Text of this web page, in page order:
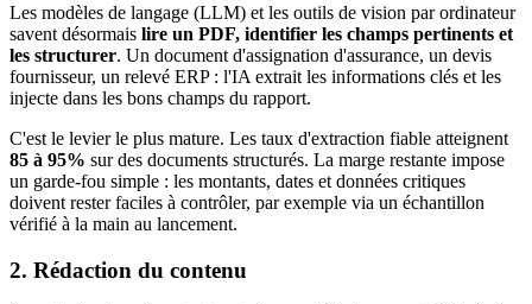
Les modèles de langage (LLM) et les outils de vision par ordinateur
savent désormais lire un PDF, identifier les champs pertinents et
les structurer. Un document d'assignation d'assurance, un devis
fournisseur, un relevé ERP : l'IA extrait les informations clés et les
injecte dans les bons champs du rapport.
C'est le levier le plus mature. Les taux d'extraction fiable atteignent
85 à 95% sur des documents structurés. La marge restante impose
un garde-fou simple : les montants, dates et données critiques
doivent rester faciles à contrôler, par exemple via un échantillon
vérifié à la main au lancement.
2. Rédaction du contenu